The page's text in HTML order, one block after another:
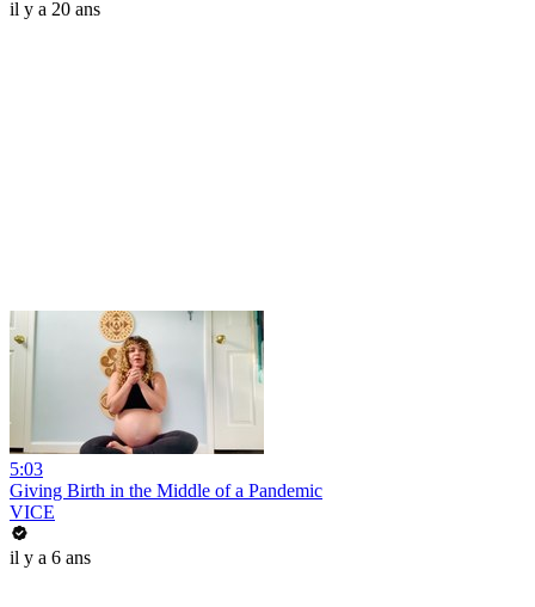
il y a 20 ans
5:03
Giving Birth in the Middle of a Pandemic
VICE
il y a 6 ans